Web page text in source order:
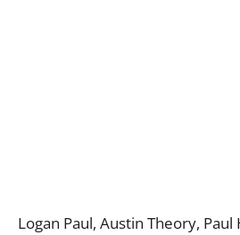
Logan Paul, Austin Theory,